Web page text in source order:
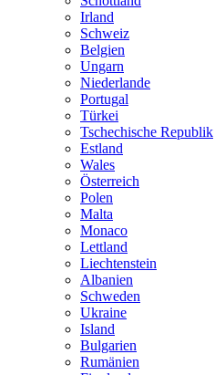
Irland
Schweiz
Belgien
Ungarn
Niederlande
Portugal
Türkei
Tschechische Republik
Estland
Wales
Österreich
Polen
Malta
Monaco
Lettland
Liechtenstein
Albanien
Schweden
Ukraine
Island
Bulgarien
Rumänien